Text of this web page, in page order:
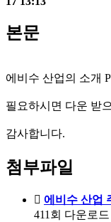
본문
에비수 산업의 소개
필요하시면 다운 받
감사합니다.
첨부파일
에비수 산업
411회 다운로드